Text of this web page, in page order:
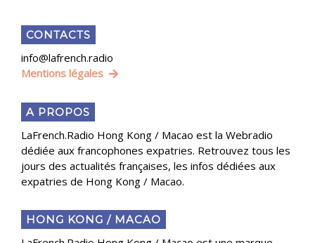
CONTACTS
info@lafrench.radio
Mentions légales
A PROPOS
LaFrench.Radio Hong Kong / Macao est la Webradio
dédiée aux francophones expatries. Retrouvez tous les
jours des actualités françaises, les infos dédiées aux
expatries de Hong Kong / Macao.
HONG KONG / MACAO